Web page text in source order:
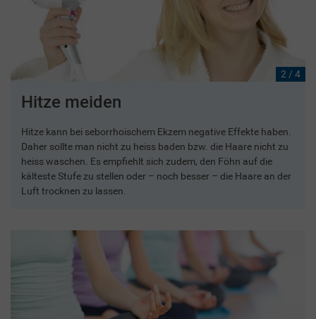
2 / 4
Hitze meiden
Hitze kann bei seborrhoischem Ekzem negative Effekte haben.
Daher sollte man nicht zu heiss baden bzw. die Haare nicht zu
heiss waschen. Es empfiehlt sich zudem, den Föhn auf die
kälteste Stufe zu stellen oder – noch besser – die Haare an der
Luft trocknen zu lassen.